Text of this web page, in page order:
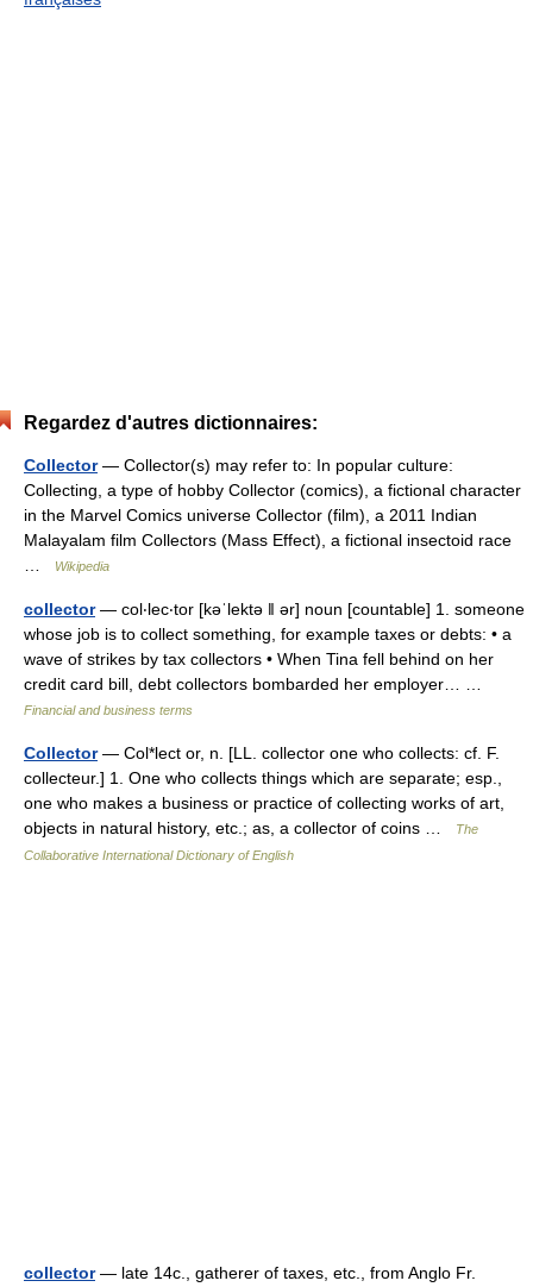
Regardez d'autres dictionnaires:
Collector— Collector(s) may refer to: In popular culture:
Collecting, a type of hobby Collector (comics), a fictional character
in the Marvel Comics universe Collector (film), a 2011 Indian
Malayalam film Collectors (Mass Effect), a fictional insectoid race
Wikipedia
collector— col‧lec‧tor [kəˈlektə ǁ ər] noun [countable] 1. someone
whose job is to collect something, for example taxes or debts: • a
wave of strikes by tax collectors • When Tina fell behind on her
credit card bill, debt collectors bombarded her employer… …
Financial and business terms
Collector— Col*lect or, n. [LL. collector one who collects: cf. F.
collecteur.] 1. One who collects things which are separate; esp.,
one who makes a business or practice of collecting works of art,
objects in natural history, etc.; as, a collector of coins …
The
Collaborative International Dictionary of English
collector— late 14c., gatherer of taxes, etc., from Anglo Fr.